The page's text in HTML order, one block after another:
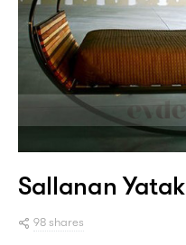
Sallanan Yatak
98 shares